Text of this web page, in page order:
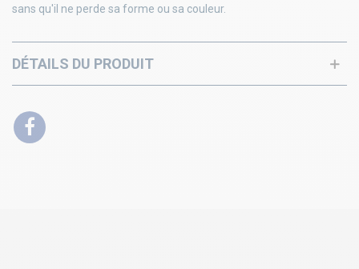
sans qu'il ne perde sa forme ou sa couleur.
DÉTAILS DU PRODUIT